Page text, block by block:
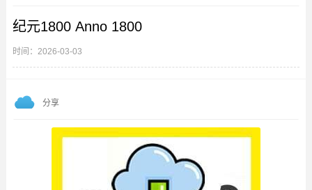
纪元1800 Anno 1800
时间：2026-03-03
分享